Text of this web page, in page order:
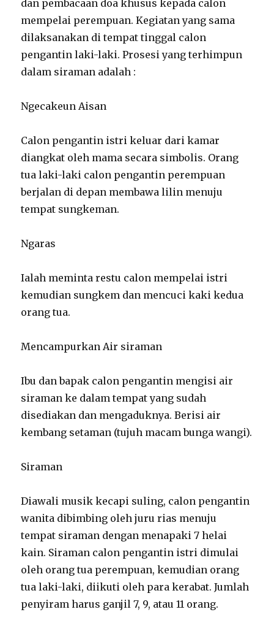
dan pembacaan doa khusus kepada calon
mempelai perempuan. Kegiatan yang sama
dilaksanakan di tempat tinggal calon
pengantin laki-laki. Prosesi yang terhimpun
dalam siraman adalah :
Ngecakeun Aisan
Calon pengantin istri keluar dari kamar
diangkat oleh mama secara simbolis. Orang
tua laki-laki calon pengantin perempuan
berjalan di depan membawa lilin menuju
tempat sungkeman.
Ngaras
Ialah meminta restu calon mempelai istri
kemudian sungkem dan mencuci kaki kedua
orang tua.
Mencampurkan Air siraman
Ibu dan bapak calon pengantin mengisi air
siraman ke dalam tempat yang sudah
disediakan dan mengaduknya. Berisi air
kembang setaman (tujuh macam bunga wangi).
Siraman
Diawali musik kecapi suling, calon pengantin
wanita dibimbing oleh juru rias menuju
tempat siraman dengan menapaki 7 helai
kain. Siraman calon pengantin istri dimulai
oleh orang tua perempuan, kemudian orang
tua laki-laki, diikuti oleh para kerabat. Jumlah
penyiram harus ganjil 7, 9, atau 11 orang.